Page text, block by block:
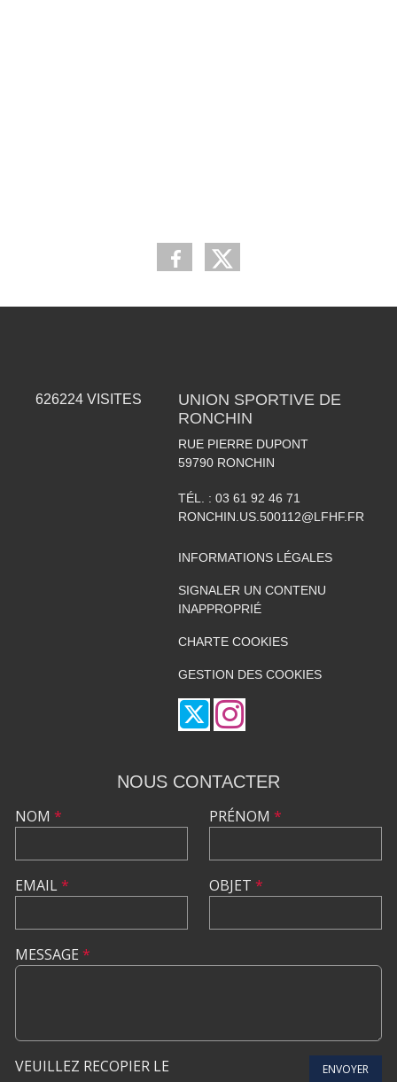
626224 VISITES
UNION SPORTIVE DE
RONCHIN
RUE PIERRE DUPONT
59790 RONCHIN
TÉL. : 03 61 92 46 71
RONCHIN.US.500112@LFHF.FR
INFORMATIONS LÉGALES
SIGNALER UN CONTENU
INAPPROPRIÉ
CHARTE COOKIES
GESTION DES COOKIES
NOUS CONTACTER
NOM *
EMAIL*
PRÉNOM *
OBJET *
MESSAGE *
VEUILLEZ RECOPIER LE
ENVOYER